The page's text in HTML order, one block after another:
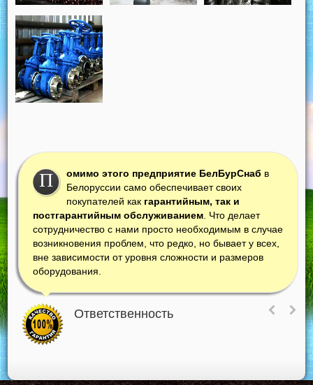
П омимо этого предприятие БелБурСнаб в
Белоруссии само обеспечивает своих
покупателей как гарантийным, так и
постгарантийным обслуживанием . Что делает
сотрудничество с нами просто необходимым в случае
возникновения проблем, что редко, но бывает у всех,
вне зависимости от уровня сложности и размеров
оборудования.
Ответственность